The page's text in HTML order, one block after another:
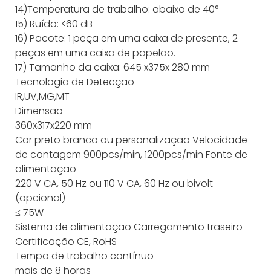
14)Temperatura de trabalho: abaixo de 40°
15) Ruído: <60 dB
16) Pacote: 1 peça em uma caixa de presente, 2
peças em uma caixa de papelão.
17) Tamanho da caixa: 645 x375x 280 mm
Tecnologia de Detecção
IR,UV,MG,MT
Dimensão
360x317x220 mm
Corpreto branco ou personalização Velocidade
de contagem 900pcs/min, 1200pcs/min Fonte de
alimentação
220 V CA, 50 Hz ou 110 V CA, 60 Hz ou bivolt
(opcional)
≤ 75W
Sistema de alimentação Carregamento traseiro
Certificação CE, RoHS
Tempo de trabalho contínuo
mais de 8 horas